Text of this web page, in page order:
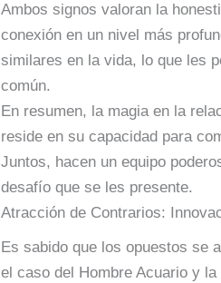
Ambos signos valoran la
conexión en un nivel más
similares en la vida, lo que les
común.
En resumen, la magia en la
reside en su capacidad para
Juntos, hacen un equipo
desafío que se les presente.
Atracción de Contrarios:
Es sabido que los opuestos se
el caso del Hombre Acuario y